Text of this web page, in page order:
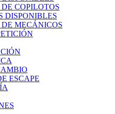
COPILOTOS
DISPONIBLES
MECÁNICOS
ESCAPE